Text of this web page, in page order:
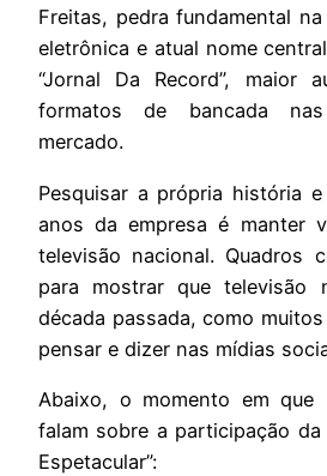
Freitas, pedra fundamental
eletrônica e atual nome
“Jornal Da Record”, maior
formatos de bancada
mercado.
Pesquisar a própria história
anos da empresa é manter
televisão nacional. Quadros
para mostrar que televisão
década passada, como
pensar e dizer nas mídias
Abaixo, o momento em que
falam sobre a participação da
Espetacular”: